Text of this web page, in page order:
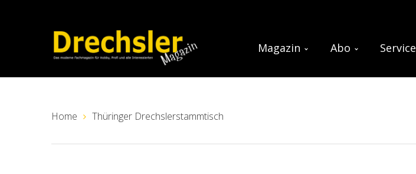
Magazin Abo Service
Home Thüringer Drechslerstammtisch